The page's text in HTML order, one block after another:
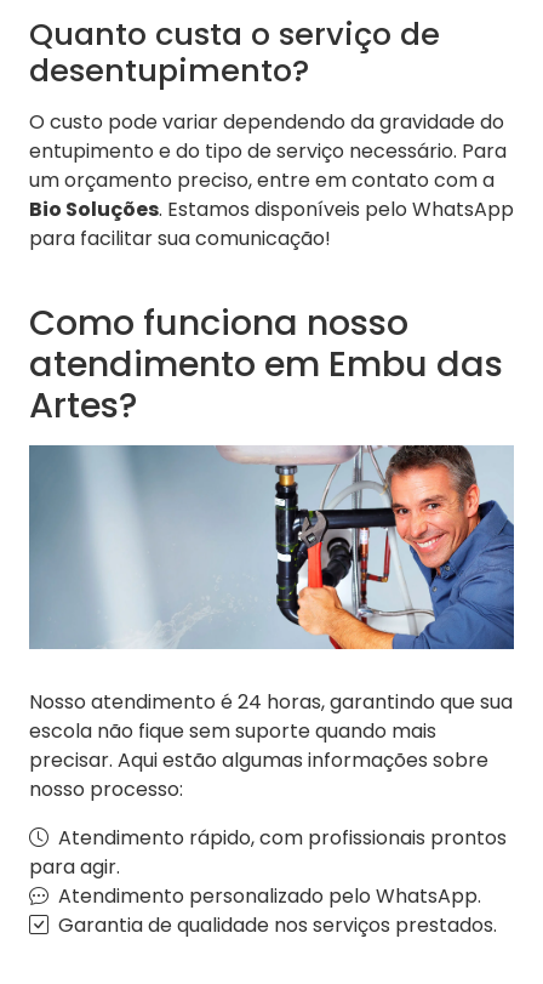
Quanto custa o serviço de
desentupimento?
O custo pode variar dependendo da gravidade do
entupimento e do tipo de serviço necessário. Para
um orçamento preciso, entre em contato com a
Bio Soluções. Estamos disponíveis pelo WhatsApp
para facilitar sua comunicação!
Como funciona nosso
atendimento em Embu das
Artes?
Nosso atendimento é 24 horas, garantindo que sua
escola não fique sem suporte quando mais
precisar. Aqui estão algumas informações sobre
nosso processo:
Atendimento rápido, com profissionais prontos
para agir.
Atendimento personalizado pelo WhatsApp.
Garantia de qualidade nos serviços prestados.